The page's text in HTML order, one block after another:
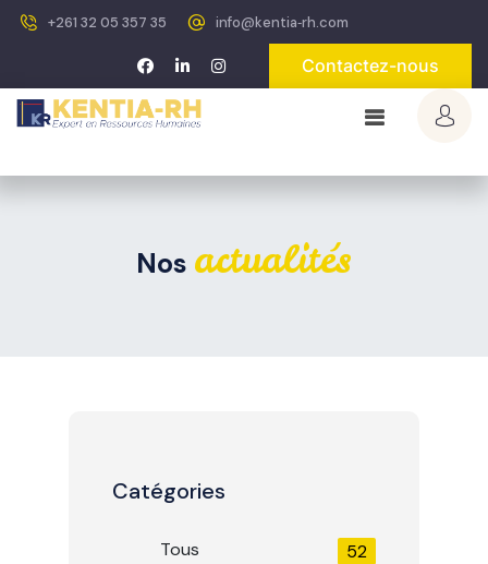
+261 32 05 357 35 info@kentia‐rh.com
Contactez-nous
Nos actualités
Catégories
Tous 52